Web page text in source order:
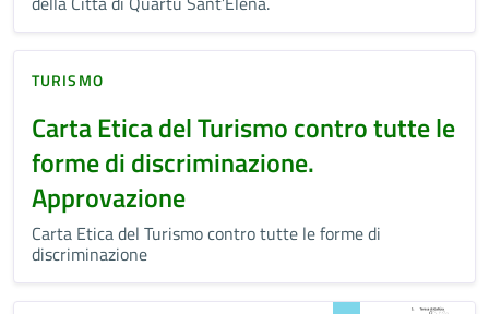
TURISMO
Carta Etica del Turismo contro tutte le
forme di discriminazione.
Approvazione
Carta Etica del Turismo contro tutte le forme di
discriminazione